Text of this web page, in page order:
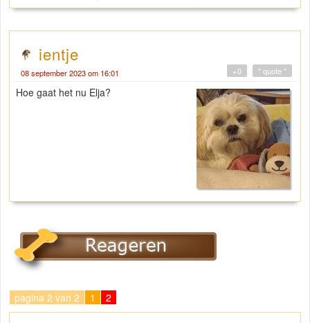
ientje
08 september 2023 om 16:01 " quote "
+0
Hoe gaat het nu Elja?
pagina 2 van 2 1 2